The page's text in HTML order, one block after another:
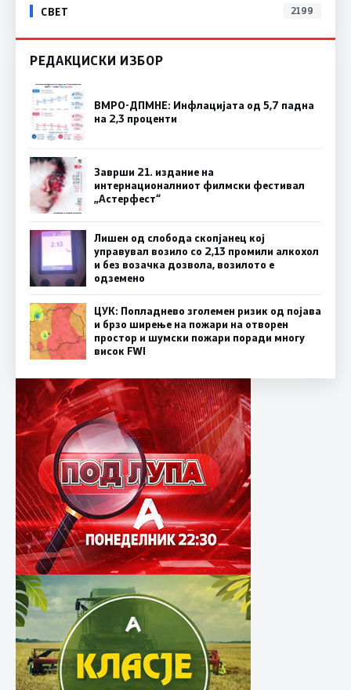
СВЕТ 2199
РЕДАКЦИСКИ ИЗБОР
ВМРО-ДПМНЕ: Инфлацијата од 5,7 падна
на 2,3 проценти
Заврши 21. издание на
интернационалниот филмски фестивал
„Астерфест“
Лишен од слобода скопјанец кој
управувал возило со 2,13 промили алкохол
и без возачка дозвола, возилото е
одземено
ЦУК: Попладнево зголемен ризик од појава
и брзо ширење на пожари на отворен
простор и шумски пожари поради многу
висок FWI